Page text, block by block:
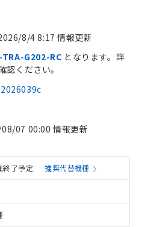
8/4 8:17 情報更新
G202-RC となります。詳
ください。
07 00:00 情報更新
終了予定 推奨代替機種